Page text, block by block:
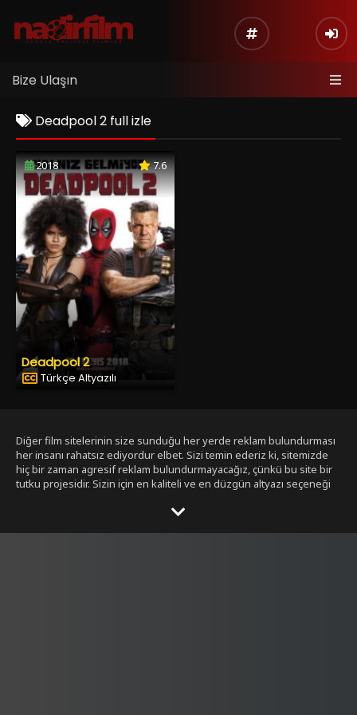
Bize Ulaşın
Deadpool 2 full izle
2018 7.6
Deadpool 2
Türkçe Altyazılı
Diğer film sitelerinin size sunduğu her yerde reklam bulundurması
her insanı rahatsız ediyordur elbet. Sizi temin ederiz ki, sitemizde
hiç bir zaman agresif reklam bulundurmayacağız, çünkü bu site bir
tutku projesidir. Sizin için en kaliteli ve en düzgün altyazı seçeneği